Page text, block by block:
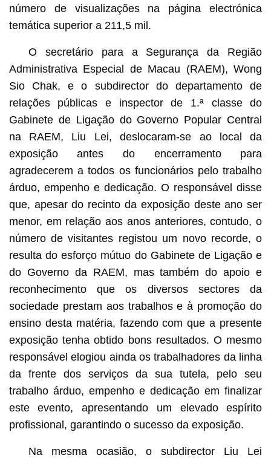
número de visualizações na página electrónica
temática superior a 211,5 mil.
O secretário para a Segurança da Região
Administrativa Especial de Macau (RAEM), Wong
Sio Chak, e o subdirector do departamento de
relações públicas e inspector de 1.ª classe do
Gabinete de Ligação do Governo Popular Central
na RAEM, Liu Lei, deslocaram-se ao local da
exposição antes do encerramento para
agradecerem a todos os funcionários pelo trabalho
árduo, empenho e dedicação. O responsável disse
que, apesar do recinto da exposição deste ano ser
menor, em relação aos anos anteriores, contudo, o
número de visitantes registou um novo recorde, o
resulta do esforço mútuo do Gabinete de Ligação e
do Governo da RAEM, mas também do apoio e
reconhecimento que os diversos sectores da
sociedade prestam aos trabalhos e à promoção do
ensino desta matéria, fazendo com que a presente
exposição tenha obtido bons resultados. O mesmo
responsável elogiou ainda os trabalhadores da linha
da frente dos serviços da sua tutela, pelo seu
trabalho árduo, empenho e dedicação em finalizar
este evento, apresentando um elevado espírito
profissional, garantindo o sucesso da exposição.
Na mesma ocasião, o subdirector Liu Lei